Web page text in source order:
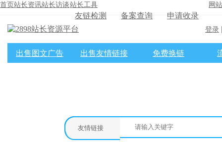
首页 站长资讯站长访谈站长工具
友链检测 备案查询 申请收录
网
登录
友情链接
出售图文广告 出售友情链接 免费换链